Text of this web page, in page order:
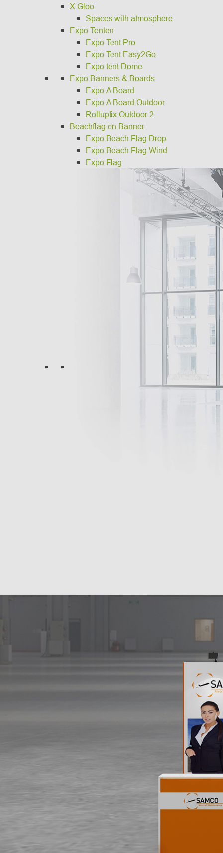
X Gloo
Spaces with atmosphere
Expo Tenten
Expo Tent Pro
Expo Tent Easy2Go
Expo tent Dome
Expo Banners & Boards
Expo A Board
Expo A Board Outdoor
Rollupfix Outdoor 2
Beachflag en Banner
Expo Beach Flag Drop
Expo Beach Flag Wind
Expo Flag